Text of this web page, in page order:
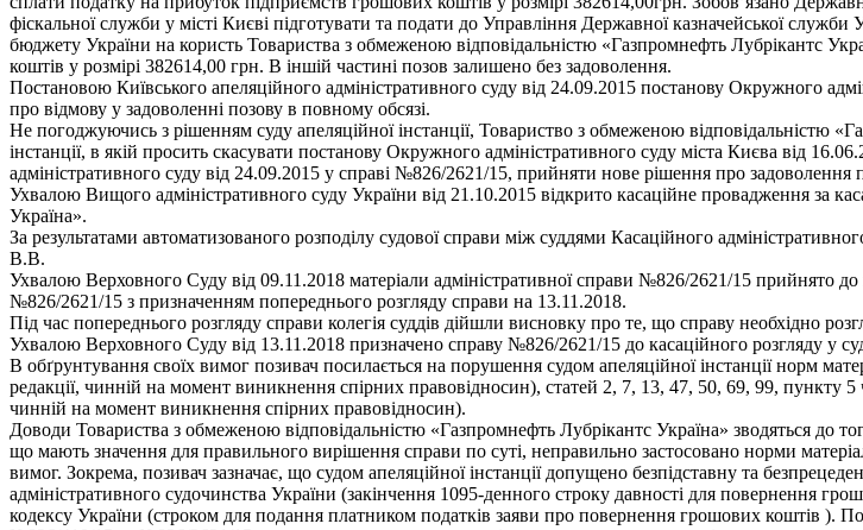
фіскальної служби у місті Києві підготувати та подати до Управління Державної казначейської
бюджету України на користь Товариства з обмеженою відповідальністю «Газпромнефть Лубрікантс
коштів у розмірі 382614,00 грн. В іншій частині позов залишено без задоволення.
Постановою Київського апеляційного адміністративного суду від 24.09.2015 постанову Окружного
про відмову у задоволенні позову в повному обсязі.
Не погоджуючись з рішенням суду апеляційної інстанції, Товариство з обмеженою відповідальністю
інстанції, в якій просить скасувати постанову Окружного адміністративного суду міста Києва від
адміністративного суду від 24.09.2015 у справі №826/2621/15, прийняти нове рішення про задоволення
Ухвалою Вищого адміністративного суду України від 21.10.2015 відкрито касаційне провадження за
Україна».
За результатами автоматизованого розподілу судової справи між суддями Касаційного
В.В.
Ухвалою Верховного Суду від 09.11.2018 матеріали адміністративної справи №826/2621/15 прийнято
№826/2621/15 з призначенням попереднього розгляду справи на 13.11.2018.
Під час попереднього розгляду справи колегія суддів дійшли висновку про те, що справу необхідно
Ухвалою Верховного Суду від 13.11.2018 призначено справу №826/2621/15 до касаційного розгляду у
В обґрунтування своїх вимог позивач посилається на порушення судом апеляційної інстанції норм
редакції, чинній на момент виникнення спірних правовідносин), статей 2, 7, 13, 47, 50, 69, 99, пункту 5
чинній на момент виникнення спірних правовідносин).
Доводи Товариства з обмеженою відповідальністю «Газпромнефть Лубрікантс Україна» зводяться до
що мають значення для правильного вирішення справи по суті, неправильно застосовано норми
вимог. Зокрема, позивач зазначає, що судом апеляційної інстанції допущено безпідставну та
адміністративного судочинства України (закінчення 1095-денного строку давності для повернення
кодексу України (строком для подання платником податків заяви про повернення грошових коштів ).